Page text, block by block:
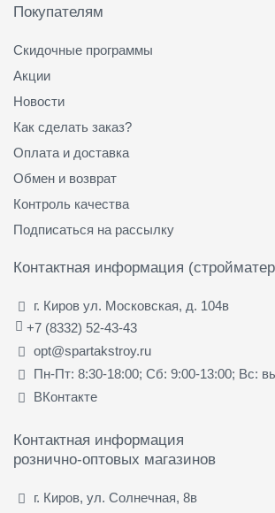
Покупателям
Скидочные программы
Акции
Новости
Как сделать заказ?
Оплата и доставка
Обмен и возврат
Контроль качества
Подписаться на рассылку
Контактная информация
г. Киров ул. Московская, д. 104в
+7 (8332) 52-43-43
opt@spartakstroy.ru
Пн-Пт: 8:30-18:00; Сб: 9:00-13:00; Вс:
ВКонтакте
Контактная информация
рознично-оптовых магазинов
г. Киров, ул. Солнечная, 8в